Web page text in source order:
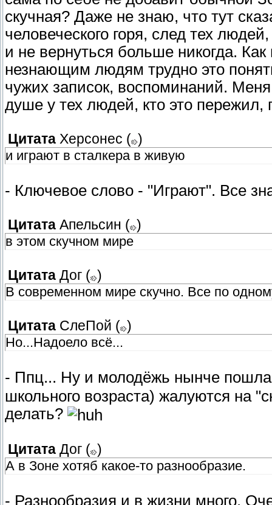
скучная? Даже не знаю, что тут
человеческого горя, след тех
и не вернуться больше никогда.
незнающим людям трудно это
чужих записок, воспоминаний. Меня
душе у тех людей, кто это пережил,
Цитата Херсонес ( )
и играют в сталкера в живую
- Ключевое слово - "Играют". Все
Цитата Апельсин ( )
в этом скучном мире
Цитата Дог ( )
В современном мире скучно. Все по
Цитата СлеПoй ( )
Но...Надоело всё...
- Ппц... Ну и молодёжь нынче
школьного возраста) жалуются на
делать?
Цитата Дог ( )
А в Зоне хотяб какое-то разнообразие.
- Разнообразия и в жизни много.